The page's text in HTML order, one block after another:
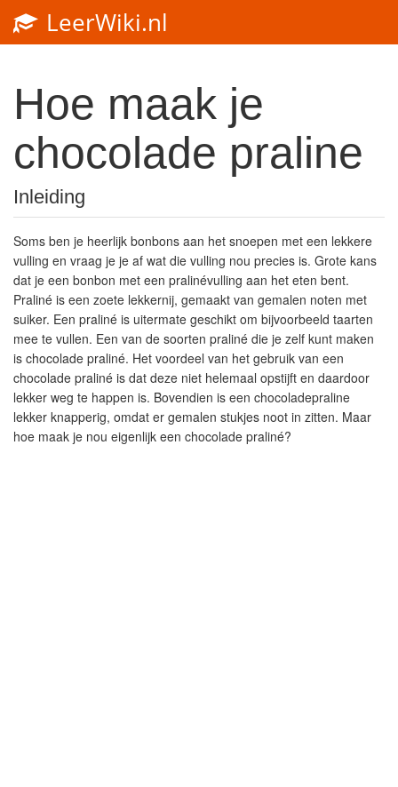
LeerWiki.nl
Hoe maak je
chocolade praline
Inleiding
Soms ben je heerlijk bonbons aan het snoepen met een lekkere
vulling en vraag je je af wat die vulling nou precies is. Grote kans
dat je een bonbon met een pralinévulling aan het eten bent.
Praliné is een zoete lekkernij, gemaakt van gemalen noten met
suiker. Een praliné is uitermate geschikt om bijvoorbeeld taarten
mee te vullen. Een van de soorten praliné die je zelf kunt maken
is chocolade praliné. Het voordeel van het gebruik van een
chocolade praliné is dat deze niet helemaal opstijft en daardoor
lekker weg te happen is. Bovendien is een chocoladepraline
lekker knapperig, omdat er gemalen stukjes noot in zitten. Maar
hoe maak je nou eigenlijk een chocolade praliné?